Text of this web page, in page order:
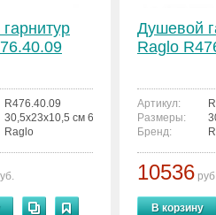
R476.40.09
30,5x23x10,5 см 6936763300542
Raglo
Душевой
Raglo
Артикул:
Размеры:
Бренд:
10536
В корзину